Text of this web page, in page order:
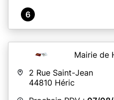
6
Mairie de
2 Rue Saint-Jean
44810 Héric